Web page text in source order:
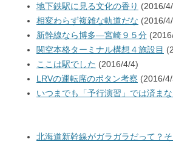
地下鉄駅に見る文化の香り (2016/
相変わらず複雑な軌道だな (2016/
新幹線なら博多―宮崎９５分
関空本格ターミナル構想４施設目
ここは駅でした (2016/4/4)
LRVの運転席のボタン考察 (2016/
いつまでも「予行演習」では済ま
北海道新幹線がガラガラだって？